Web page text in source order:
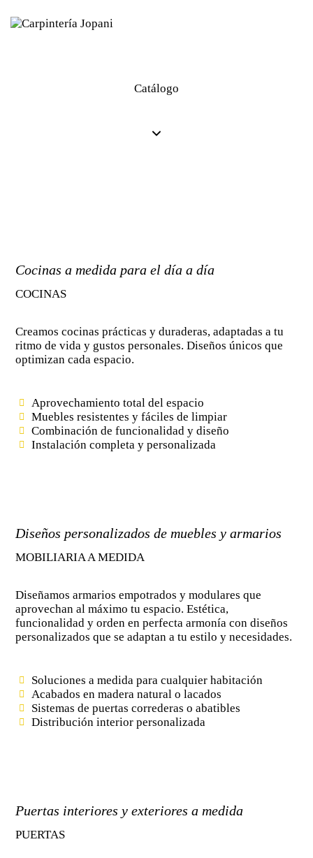
Catálogo
Cocinas a medida para el día a día
COCINAS
Creamos cocinas prácticas y duraderas, adaptadas a tu
ritmo de vida y gustos personales. Diseños únicos que
optimizan cada espacio.
Aprovechamiento total del espacio
Muebles resistentes y fáciles de limpiar
Combinación de funcionalidad y diseño
Instalación completa y personalizada
Diseños personalizados de muebles y armarios
MOBILIARIA A MEDIDA
Diseñamos armarios empotrados y modulares que
aprovechan al máximo tu espacio. Estética,
funcionalidad y orden en perfecta armonía con diseños
personalizados que se adaptan a tu estilo y necesidades.
Soluciones a medida para cualquier habitación
Acabados en madera natural o lacados
Sistemas de puertas correderas o abatibles
Distribución interior personalizada
Puertas interiores y exteriores a medida
PUERTAS